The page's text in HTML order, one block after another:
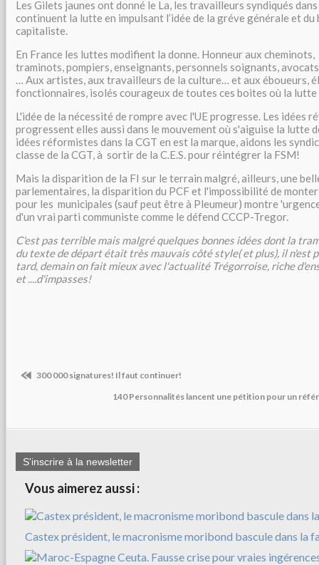
Les Gilets jaunes ont donné le La, les travailleurs syndiqués
continuent la lutte en impulsant l’idée de la gréve générale et du
capitaliste.
En France les luttes modifient la donne. Honneur aux cheminots,
traminots, pompiers, enseignants, personnels soignants,
… Aux artistes, aux travailleurs de la culture… et aux éboueurs,
fonctionnaires, isolés courageux de toutes ces boites où la lutte
L'idée de la nécessité de rompre avec l'UE progresse. Les idées
progressent elles aussi dans le mouvement où s'aiguise la lutte
idées réformistes dans la CGT en est la marque, aidons les
classe de la CGT, à sortir de la C.E.S. pour réintégrer la FSM!
Mais la disparition de la FI sur le terrain malgré, ailleurs, une
parlementaires, la disparition du PCF et l'impossibilité de
pour les municipales (sauf peut être à Pleumeur) montre
d'un vrai parti communiste comme le défend CCCP-Tregor.
C'est pas terrible mais malgré quelques bonnes idées dont la
du texte de départ était très mauvais côté style( et plus), il n'est
tard, demain on fait mieux avec l'actualité Trégorroise, riche
et ....d'impasses!
300 000 signatures! Il faut continuer!
140 Personnalités lancent une pétition pour un
S'inscrire à la newsletter
Vous aimerez aussi :
Castex président, le macronisme moribond bascule dans la